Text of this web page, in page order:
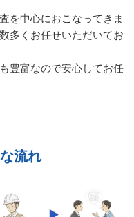
を中心におこなってきま
多くお任せいただいてお
豊富なので安心してお任
流れ​